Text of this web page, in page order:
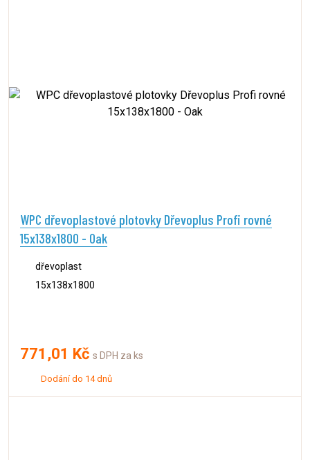
WPC dřevoplastové plotovky Dřevoplus Profi rovné
15x138x1800 - Oak
dřevoplast
15x138x1800
771,01 Kč s DPH za ks
Dodání do 14 dnů